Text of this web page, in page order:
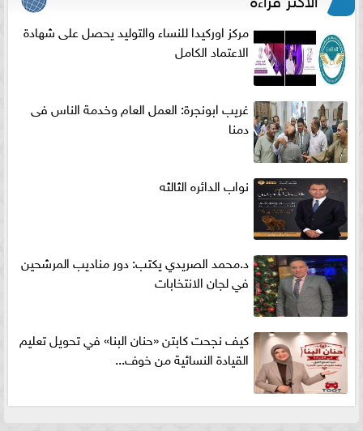
مركز اوركيدا للنساء والتوليد يحصل على شهادة
الاعتماد الكامل
غريب ابونجرة: العمل العام وخدمة الناس فى
دمنا
نواب الدائره الثالثه
د.محمد الصريدي يكتب: دور مناديب المرشحين
في لجان الانتخابات
كيف نجحت كابتن «حنان البنا» في تحويل تعليم
القيادة النسائية من خوف...